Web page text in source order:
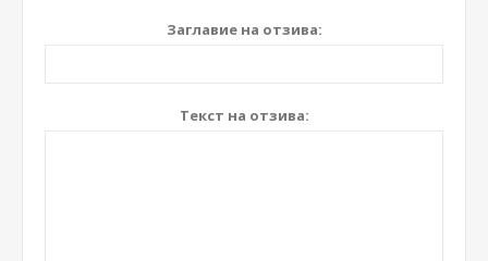
Заглавие на отзива:
Текст на отзива: